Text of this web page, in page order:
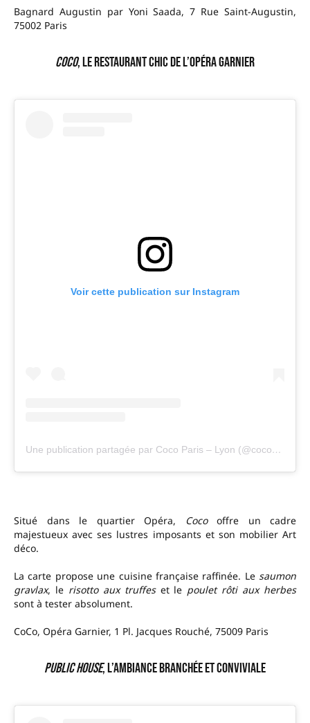
Bagnard Augustin par Yoni Saada, 7 Rue Saint-Augustin,
75002 Paris
Coco, le restaurant chic de l’Opéra Garnier
Voir cette publication sur Instagram
Une publication partagée par Coco Paris – Lyon (@cocorestaurant_)
Situé dans le quartier Opéra, Cocooffre un cadre
majestueux avec ses lustres imposants et son mobilier Art
déco.
La carte propose une cuisine française raffinée. Le saumon
gravlax, le risotto aux truffeset le poulet rôti aux herbes
sont à tester absolument.
CoCo, Opéra Garnier, 1 Pl. Jacques Rouché, 75009 Paris
Public House, l’ambiance branchée et conviviale